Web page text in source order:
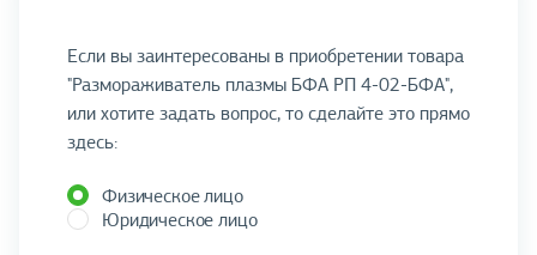
Если вы заинтересованы в приобретении товара
"Размораживатель плазмы БФА РП 4-02-БФА",
или хотите задать вопрос, то сделайте это прямо
здесь:
Физическое лицо
Юридическое лицо